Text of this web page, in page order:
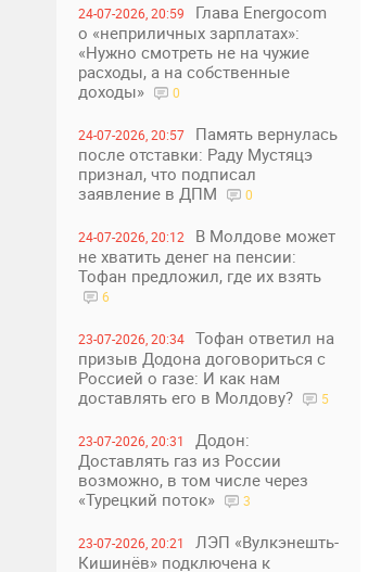
24-07-2026, 20:59
Глава Energocom
о «неприличных зарплатах»:
«Нужно смотреть не на чужие
расходы, а на собственные
доходы»
0
24-07-2026, 20:57
Память вернулась
после отставки: Раду Мустяцэ
признал, что подписал
заявление в ДПМ
0
24-07-2026, 20:12
В Молдове может
не хватить денег на пенсии:
Тофан предложил, где их взять
6
23-07-2026, 20:34
Тофан ответил на
призыв Додона договориться с
Россией о газе: И как нам
доставлять его в Молдову?
5
23-07-2026, 20:31
Додон:
Доставлять газ из России
возможно, в том числе через
«Турецкий поток»
3
23-07-2026, 20:21
ЛЭП «Вулкэнешть-
Кишинёв» подключена к